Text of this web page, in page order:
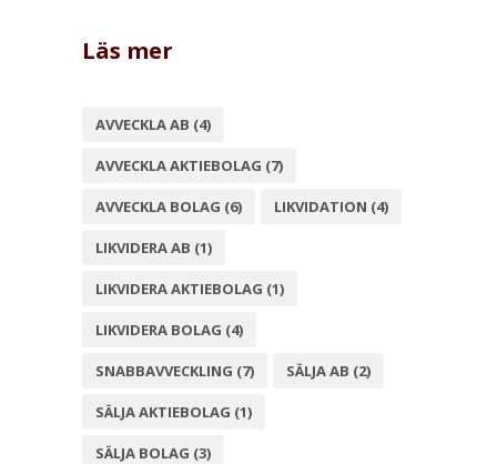
Läs mer
AVVECKLA AB (4)
AVVECKLA AKTIEBOLAG (7)
AVVECKLA BOLAG (6) LIKVIDATION (4)
LIKVIDERA AB (1)
LIKVIDERA AKTIEBOLAG (1)
LIKVIDERA BOLAG (4)
SNABBAVVECKLING (7) SÄLJA AB (2)
SÄLJA AKTIEBOLAG (1)
SÄLJA BOLAG (3)